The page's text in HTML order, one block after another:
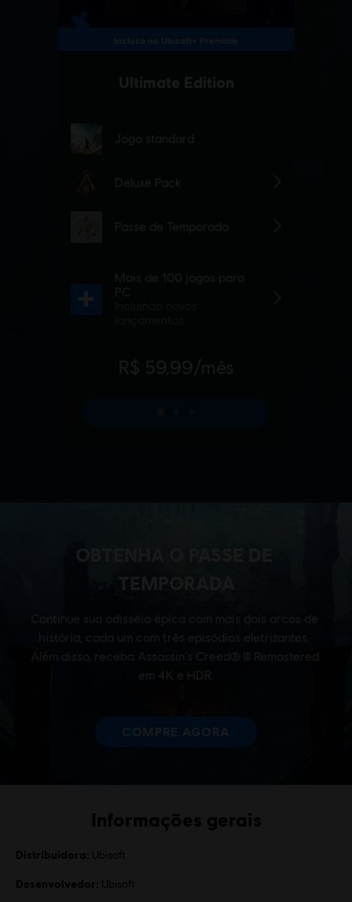
Informações gerais
Distribuidora: Ubisoft
Desenvolvedor: Ubisoft